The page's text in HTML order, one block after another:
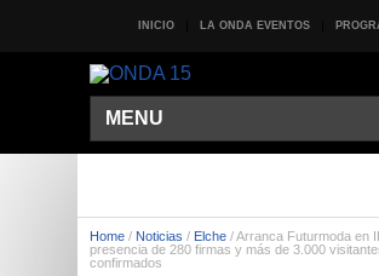
INICIO LA ONDA EVENTOS
MENU
Home / Noticias / Elche /Arranca Futurmoda en
presencia de 280 firmas y más de 3.000
confirmados